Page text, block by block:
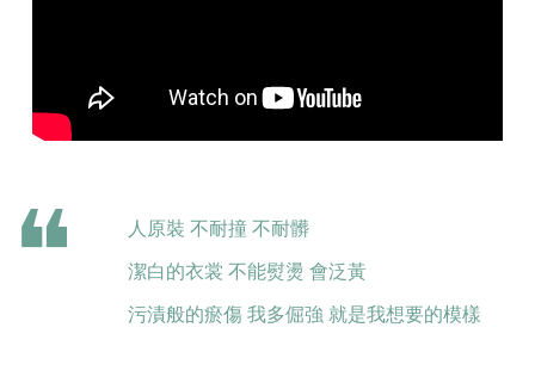
人原裝 不耐撞 不耐髒
潔白的衣裳 不能熨燙 會泛黃
污漬般的瘀傷 我多倔強 就是我想要的模樣